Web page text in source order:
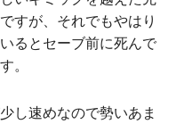
すが、それでもやはり
るとセーブ前に死んで
。
し速めなので勢いあま